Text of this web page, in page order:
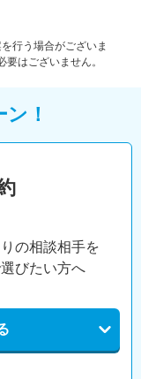
行う場合がございま
はございません。
！
の相談相手を
びたい方へ